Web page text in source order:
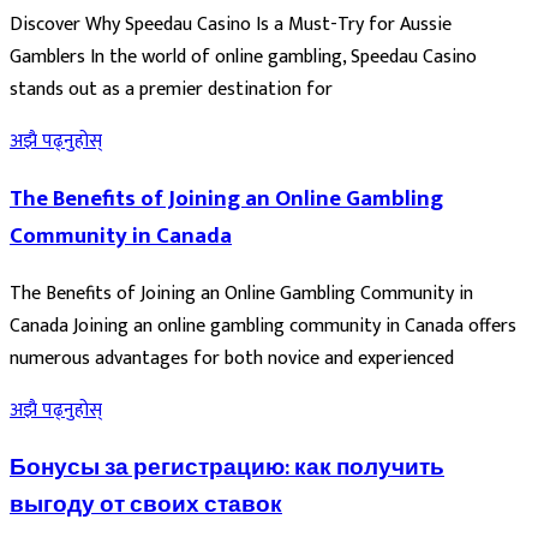
Discover Why Speedau Casino Is a Must-Try for Aussie
Gamblers In the world of online gambling, Speedau Casino
stands out as a premier destination for
अझै पढ्नुहोस्
The Benefits of Joining an Online Gambling
Community in Canada
The Benefits of Joining an Online Gambling Community in
Canada Joining an online gambling community in Canada offers
numerous advantages for both novice and experienced
अझै पढ्नुहोस्
Бонусы за регистрацию: как получить
выгоду от своих ставок